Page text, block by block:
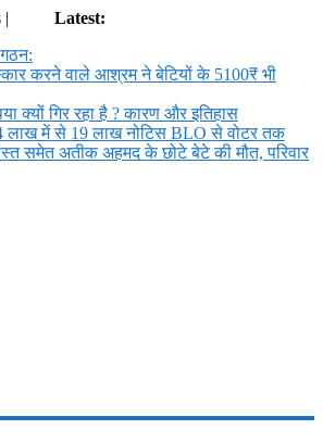
|
Latest:
करने वाले आश्रम ने बेटियों के 5100₹ भी
क्यों गिर रहा है ? कारण और इतिहास
लाख में से 19 लाख नोटिस BLO से वोटर तक
समेत अतीक अहमद के छोटे बेटे की मौत, परिवार